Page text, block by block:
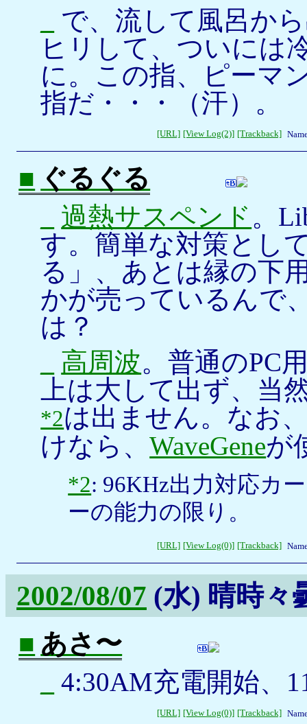
で、流して風呂か
ヒリして、ついには
に。この指、ピーマ
指だ・・・（汗）。
[URL] [View Log(2)] [Trackback]
■ ぐるぐる
過熱サスペンド 。
す。簡単な対策とし
る」、あとは縁の下
かが売っているんで
は？
高周波。普通のPC
上は大して出ず、当
*2は出ません。なお
けなら、WaveGeneが
*2: 96KHz出力対応カ
ーの能力の限り。
[URL] [View Log(0)] [Trackback]
2002/08/07 (水) 晴時々
■ あさ〜
4:30AM充電開始、
[URL] [View Log(0)] [Trackback]